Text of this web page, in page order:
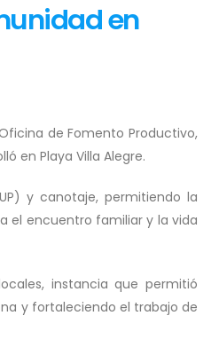
en
de Fomento Productivo,
en Playa Villa Alegre.
y canotaje, permitiendo la
el encuentro familiar y la vida
instancia que permitió
y fortaleciendo el trabajo de